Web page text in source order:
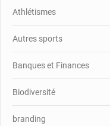
Athlétismes
Autres sports
Banques et Finances
Biodiversité
branding